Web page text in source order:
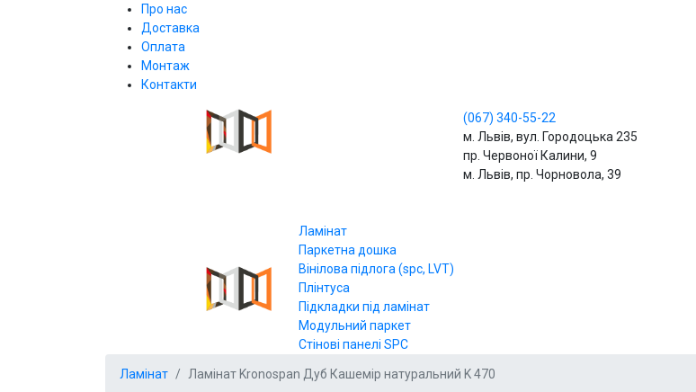
Про нас
Доставка
Оплата
Монтаж
Контакти
(067) 340-55-22
м. Львів, вул. Городоцька 235
пр. Червоної Калини, 9
м. Львів, пр. Чорновола, 39
Ламінат
Паркетна дошка
Вінілова підлога (spc, LVT)
Плінтуса
Підкладки під ламінат
Модульний паркет
Стінові панелі SPС
Ламінат Ламінат Kronospan Дуб Кашемір натуральний K 470